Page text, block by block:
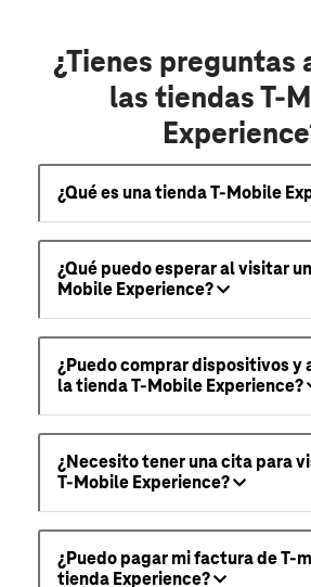
¿Tienes preguntas
las tiendas T-
¿Qué es una tienda T-Mobile
¿Qué puedo esperar al visitar
Mobile Experience?
¿Puedo comprar dispositivos y
la tienda T-Mobile Experience?
¿Necesito tener una cita para
T-Mobile Experience?
¿Puedo pagar mi factura de T-
tienda Experience?